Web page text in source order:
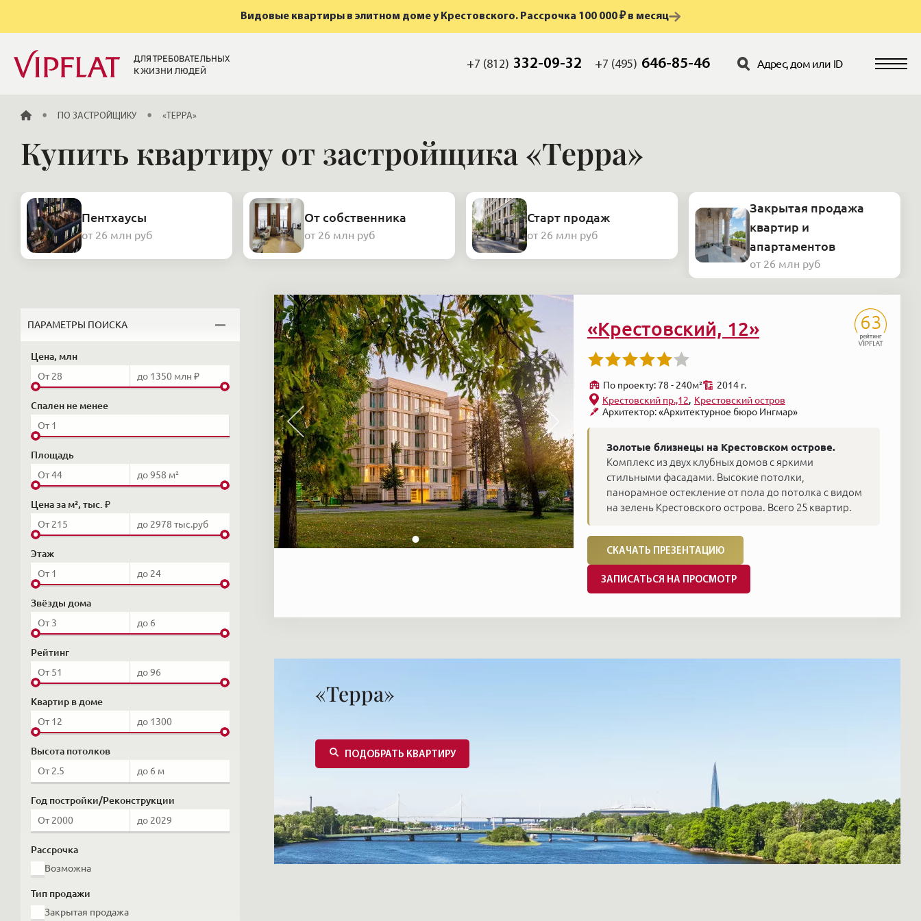
Видовые квартиры в элитном доме у Крестовского. Рассрочка 100 000 ₽ в месяц
ДЛЯ ТРЕБОВАТЕЛЬНЫХ
К ЖИЗНИ ЛЮДЕЙ
+7 (812) 332-09-32 +7 (495) 646-85-46
ГЛАВНАЯПО ЗАСТРОЙЩИКУ «ТЕРРА»
Купить квартиру от застройщика «Терра»
Пентхаусы
от 26 млн руб
От собственника
от 26 млн руб
Старт продаж
от 26 млн руб
Закрытая продажа
квартир и
апартаментов
от 26 млн руб
ПАРАМЕТРЫ ПОИСКА
Цена, млн
Спален не менее
Площадь
Цена за м², тыс. ₽
Этаж
Звёзды дома
Рейтинг
Квартир в доме
Высота потолков
Год постройки/Реконструкции
Рассрочка
Возможна
Тип продажи
Закрытая продажа
«Крестовский, 12» 63
По проекту: 78 - 240м² 2014 г.
Архитектор: «Архитектурное бюро Ингмар»
Крестовский пр.,12 Крестовский остров
Золотые близнецы на Крестовском острове.
Комплекс из двух клубных домов с яркими
стильными фасадами. Высокие потолки,
панорамное остекление от пола до потолка с видом
на зелень Крестовского острова. Всего 25 квартир.
СКАЧАТЬ ПРЕЗЕНТАЦИЮ
ЗАПИСАТЬСЯ НА ПРОСМОТР
«Терра»
ПОДОБРАТЬ КВАРТИРУ